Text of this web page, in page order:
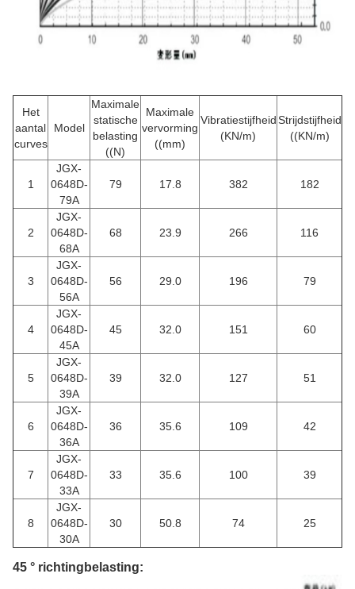
Het
aantal
curves
Model
Maximale
statische
belasting
((N)
Maximale
vervorming
((mm)
Vibratiestijfheid
(KN/m)
Strijdstijfheid
((KN/m)
1
JGX-
0648D-
79A
79 17.8 382 182
2
JGX-
0648D-
68A
68 23.9 266 116
3
JGX-
0648D-
56A
56 29.0 196 79
4
JGX-
0648D-
45A
45 32.0 151 60
5
JGX-
0648D-
39A
39 32.0 127 51
6
JGX-
0648D-
36A
36 35.6 109 42
7
JGX-
0648D-
33A
33 35.6 100 39
8
JGX-
0648D-
30A
30 50.8 74 25
45 ° richtingbelasting: